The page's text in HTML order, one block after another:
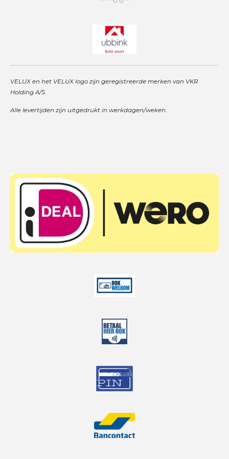
VELUX en het VELUX logo zijn geregistreerde merken van VKR
Holding A/S.
Alle levertijden zijn uitgedrukt in werkdagen/weken.